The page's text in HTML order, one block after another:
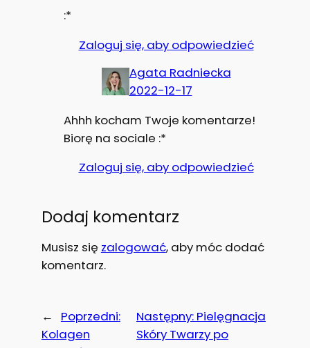
:*
Zaloguj się, aby odpowiedzieć
Agata Radniecka
2022-12-17
Ahhh kocham Twoje komentarze!
Biorę na sociale :*
Zaloguj się, aby odpowiedzieć
Dodaj komentarz
Musisz się zalogować, aby móc dodać
komentarz.
←
Poprzedni:
Kolagen
Następny: Pielęgnacja
Skóry Twarzy po